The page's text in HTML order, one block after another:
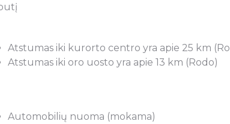
Atstumas iki kurorto centro yra apie 25 km
Atstumas iki oro uosto yra apie 13 km (Rodo)
Automobilių nuoma (mokama)